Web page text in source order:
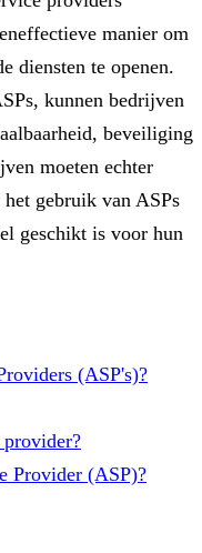
manier om
diensten te openen.
kunnen bedrijven
beveiliging
moeten echter
gebruik van ASPs
geschikt is voor hun
(ASP's)?
Provider (ASP)?